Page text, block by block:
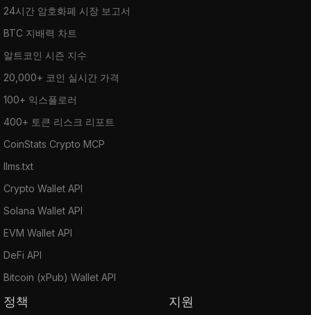
24시간 암호화폐 시장 보고서
BTC 지배력 차트
알트코인 시즌 지수
20,000+ 코인 실시간 가격
100+ 익스플로러
400+ 토큰 리스크 리포트
CoinStats Crypto MCP
llms.txt
Crypto Wallet API
Solana Wallet API
EVM Wallet API
DeFi API
Bitcoin (xPub) Wallet API
정책 지원